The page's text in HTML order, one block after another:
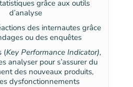
grâce aux outils
d’analyse
des internautes grâce
ou des enquêtes
(Key Performance Indicator),
analyser pour s’assurer du
des nouveaux produits,
dysfonctionnements